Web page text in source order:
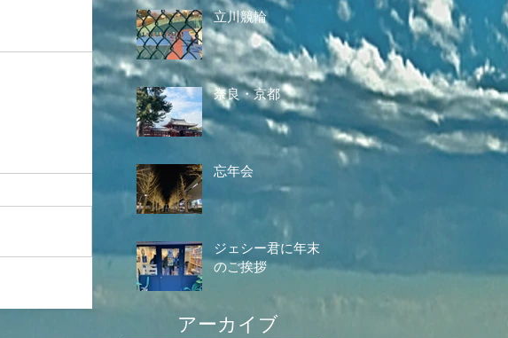
立川競輪
奈良・京都
忘年会
ジェシー君に年末
のご挨拶
アーカイブ